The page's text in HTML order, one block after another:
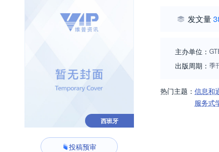
西班牙
投稿预审
发文量
主办单位：
出版周期： 季
热门主题： 信息和
服务式